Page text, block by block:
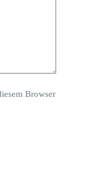
Browser